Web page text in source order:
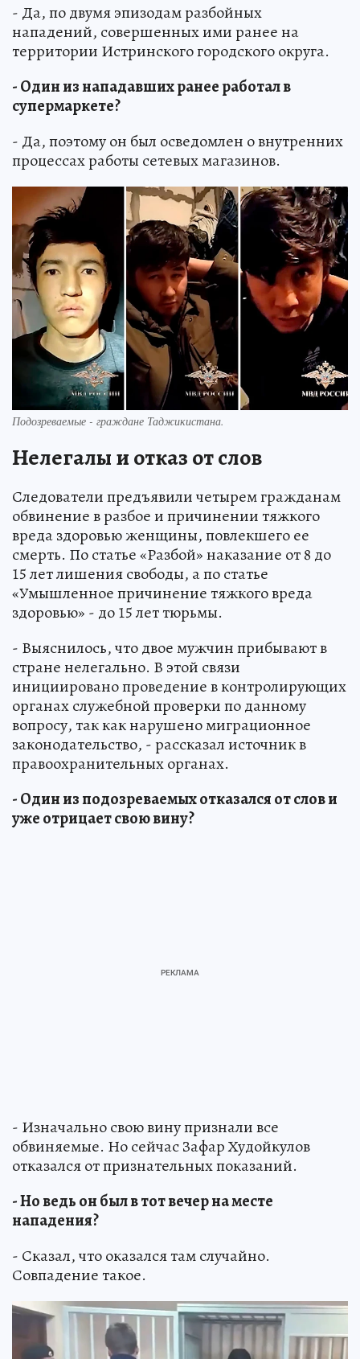
- Да, по двумя эпизодам разбойных
нападений, совершенных ими ранее на
территории Истринского городского округа.
- Один из нападавших ранее работал в
супермаркете?
- Да, поэтому он был осведомлен о внутренних
процессах работы сетевых магазинов.
Подозреваемые - граждане Таджикистана.
Нелегалы и отказ от слов
Следователи предъявили четырем гражданам
обвинение в разбое и причинении тяжкого
вреда здоровью женщины, повлекшего ее
смерть. По статье «Разбой» наказание от 8 до
15 лет лишения свободы, а по статье
«Умышленное причинение тяжкого вреда
здоровью» - до 15 лет тюрьмы.
- Выяснилось, что двое мужчин прибывают в
стране нелегально. В этой связи
инициировано проведение в контролирующих
органах служебной проверки по данному
вопросу, так как нарушено миграционное
законодательство, - рассказал источник в
правоохранительных органах.
- Один из подозреваемых отказался от слов и
уже отрицает свою вину?
- Изначально свою вину признали все
обвиняемые. Но сейчас Зафар Худойкулов
отказался от признательных показаний.
- Но ведь он был в тот вечер на месте
нападения?
- Сказал, что оказался там случайно.
Совпадение такое.